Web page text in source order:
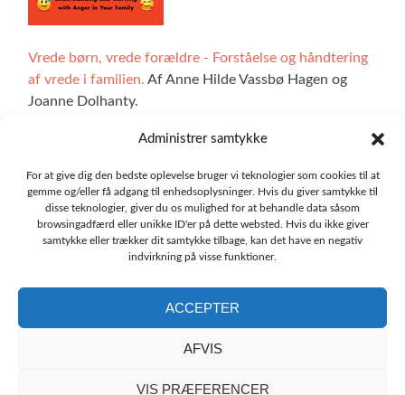
Administrer samtykke
For at give dig den bedste oplevelse bruger vi teknologier som cookies til at
gemme og/eller få adgang til enhedsoplysninger. Hvis du giver samtykke til
disse teknologier, giver du os mulighed for at behandle data såsom
browsingadfærd eller unikke ID'er på dette websted. Hvis du ikke giver
samtykke eller trækker dit samtykke tilbage, kan det have en negativ
indvirkning på visse funktioner.
ACCEPTER
AFVIS
VIS PRÆFERENCER
Vrede børn, vrede forældre - Forståelse og håndtering
af vrede i familien. Af Anne Hilde Vassbø Hagen og
Joanne Dolhanty.
Alle illustrationer på hjemmesiden er lavet af Ingrid Marie
Bøhler Høvik. De interaktive sektioner af sitet er blevet
udviklet ved hjælp af teknologi fra Udforskbare, og vi
skylder en stor tak til Oskar Blakstad.